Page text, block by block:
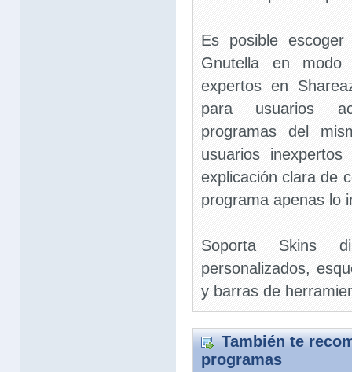
Es posible
Gnutella en modo
expertos en
para usuarios
programas del
usuarios
explicación clara de
programa apenas lo
Soporta Skins
personalizados,
y barras de
También te
programas